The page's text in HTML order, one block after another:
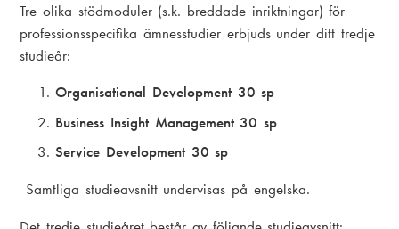
Tre olika stödmoduler (s.k. breddade inriktningar) för
professionsspecifika ämnesstudier erbjuds under ditt tredje
studieår:
Organisational Development 30 sp
Business Insight Management 30 sp
Service Development 30 sp
Samtliga studieavsnitt undervisas på engelska.